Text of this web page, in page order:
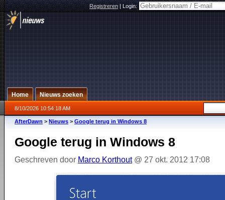
Registreren|Login:
Home Nieuws zoeken
8/10/2026 10:54:18 AM
AfterDawn > Nieuws > Google terug in Windows 8
Google terug in Windows 8
Geschreven door Marco Korthout@ 27 okt. 2012 17:08